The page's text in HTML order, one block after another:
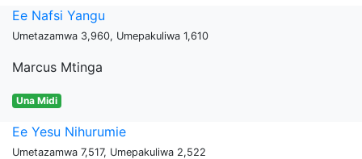
Ee Nafsi Yangu
Umetazamwa 3,960, Umepakuliwa 1,610
Marcus Mtinga
Una Midi
Ee Yesu Nihurumie
Umetazamwa 7,517, Umepakuliwa 2,522